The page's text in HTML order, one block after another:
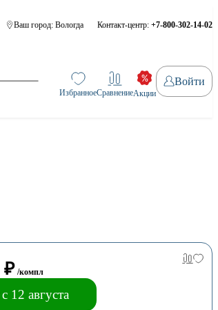
Ваш город: Вологда Контакт-центр: +7-800-302-14-02
ИзбранноеСравнениеАкции
Войти
₽ /компл
с 12 августа